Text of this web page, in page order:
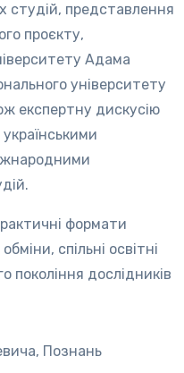
студій, представлення
проєкту,
Адама
університету
експертну дискусію
формати
спільні освітні
покоління дослідників
Познань